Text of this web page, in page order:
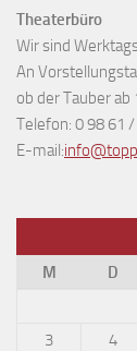
Theaterbüro
Wir sind
An
ob der Tauber
Telefon: 0 98 61
E-mail:
M
D
3
4